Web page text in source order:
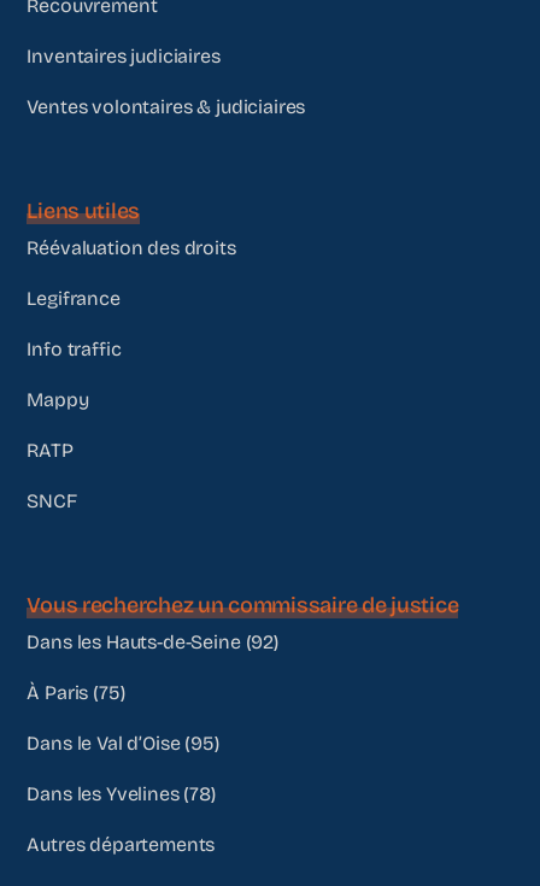
Recouvrement
Inventaires judiciaires
Ventes volontaires & judiciaires
Liens utiles
Réévaluation des droits
Legifrance
Info traffic
Mappy
RATP
SNCF
Vous recherchez un commissaire de justice
Dans les Hauts-de-Seine (92)
À Paris (75)
Dans le Val d’Oise (95)
Dans les Yvelines (78)
Autres départements